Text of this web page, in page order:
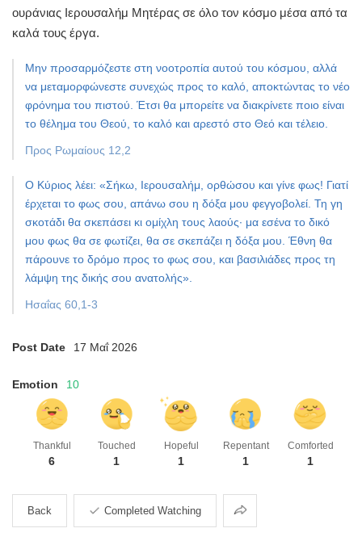
ουράνιας Ιερουσαλήμ Μητέρας σε όλο τον κόσμο μέσα από τα
καλά τους έργα.
Μην προσαρμόζεστε στη νοοτροπία αυτού του κόσμου, αλλά
να μεταμορφώνεστε συνεχώς προς το καλό, αποκτώντας το νέο
φρόνημα του πιστού. Έτσι θα μπορείτε να διακρίνετε ποιο είναι
το θέλημα του Θεού, το καλό και αρεστό στο Θεό και τέλειο.
Προς Ρωμαίους 12,2
Ο Κύριος λέει: «Σήκω, Ιερουσαλήμ, ορθώσου και γίνε φως! Γιατί
έρχεται το φως σου, απάνω σου η δόξα μου φεγγοβολεί. Τη γη
σκοτάδι θα σκεπάσει κι ομίχλη τους λαούς· μα εσένα το δικό
μου φως θα σε φωτίζει, θα σε σκεπάζει η δόξα μου. Έθνη θα
πάρουνε το δρόμο προς το φως σου, και βασιλιάδες προς τη
λάμψη της δικής σου ανατολής».
Ησαΐας 60,1-3
Post Date 17 Μαΐ 2026
Emotion 10
Thankful
6
Touched
1
Hopeful
1
Repentant
1
Comforted
1
Back Completed Watching Share